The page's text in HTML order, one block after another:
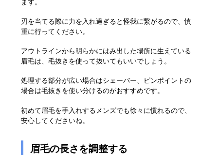
ます。
刃を当てる際に力を入れ過ぎると怪我に繋がるので、慎
重に行ってください。
アウトラインから明らかにはみ出した場所に生えている
眉毛は、毛抜きを使って抜いてもいいでしょう。
処理する部分が広い場合はシェーバー、ピンポイントの
場合は毛抜きを使い分けるのがおすすめです。
初めて眉毛を手入れするメンズでも徐々に慣れるので、
安心してくださいね。
眉毛の長さを調整する